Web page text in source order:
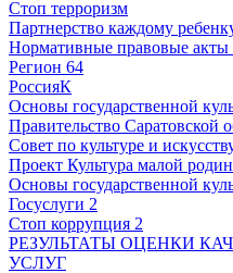
Стоп терроризм
Партнерство каждому
Нормативные правовые
Регион 64
РоссияК
Основы государственной
Правительство Саратовской
Совет по культуре и
Проект Культура малой
Основы государственной
Госуслуги 2
Стоп коррупция 2
РЕЗУЛЬТАТЫ ОЦЕНКИ
УСЛУГ